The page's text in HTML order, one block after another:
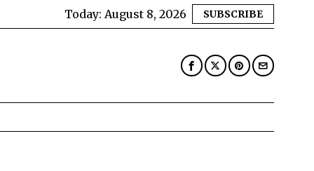
Today: August 8, 2026 SUBSCRIBE